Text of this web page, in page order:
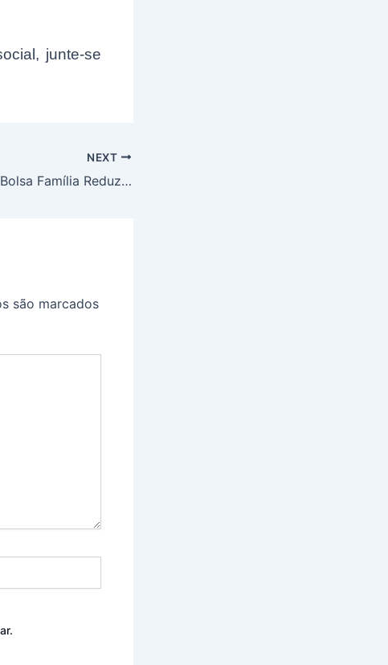
junte-se
NEXT
Benefício do Bolsa Família Reduzido em R$ 412: Titulares São Surpreendidos; Veja se se você foi afetado
são marcados